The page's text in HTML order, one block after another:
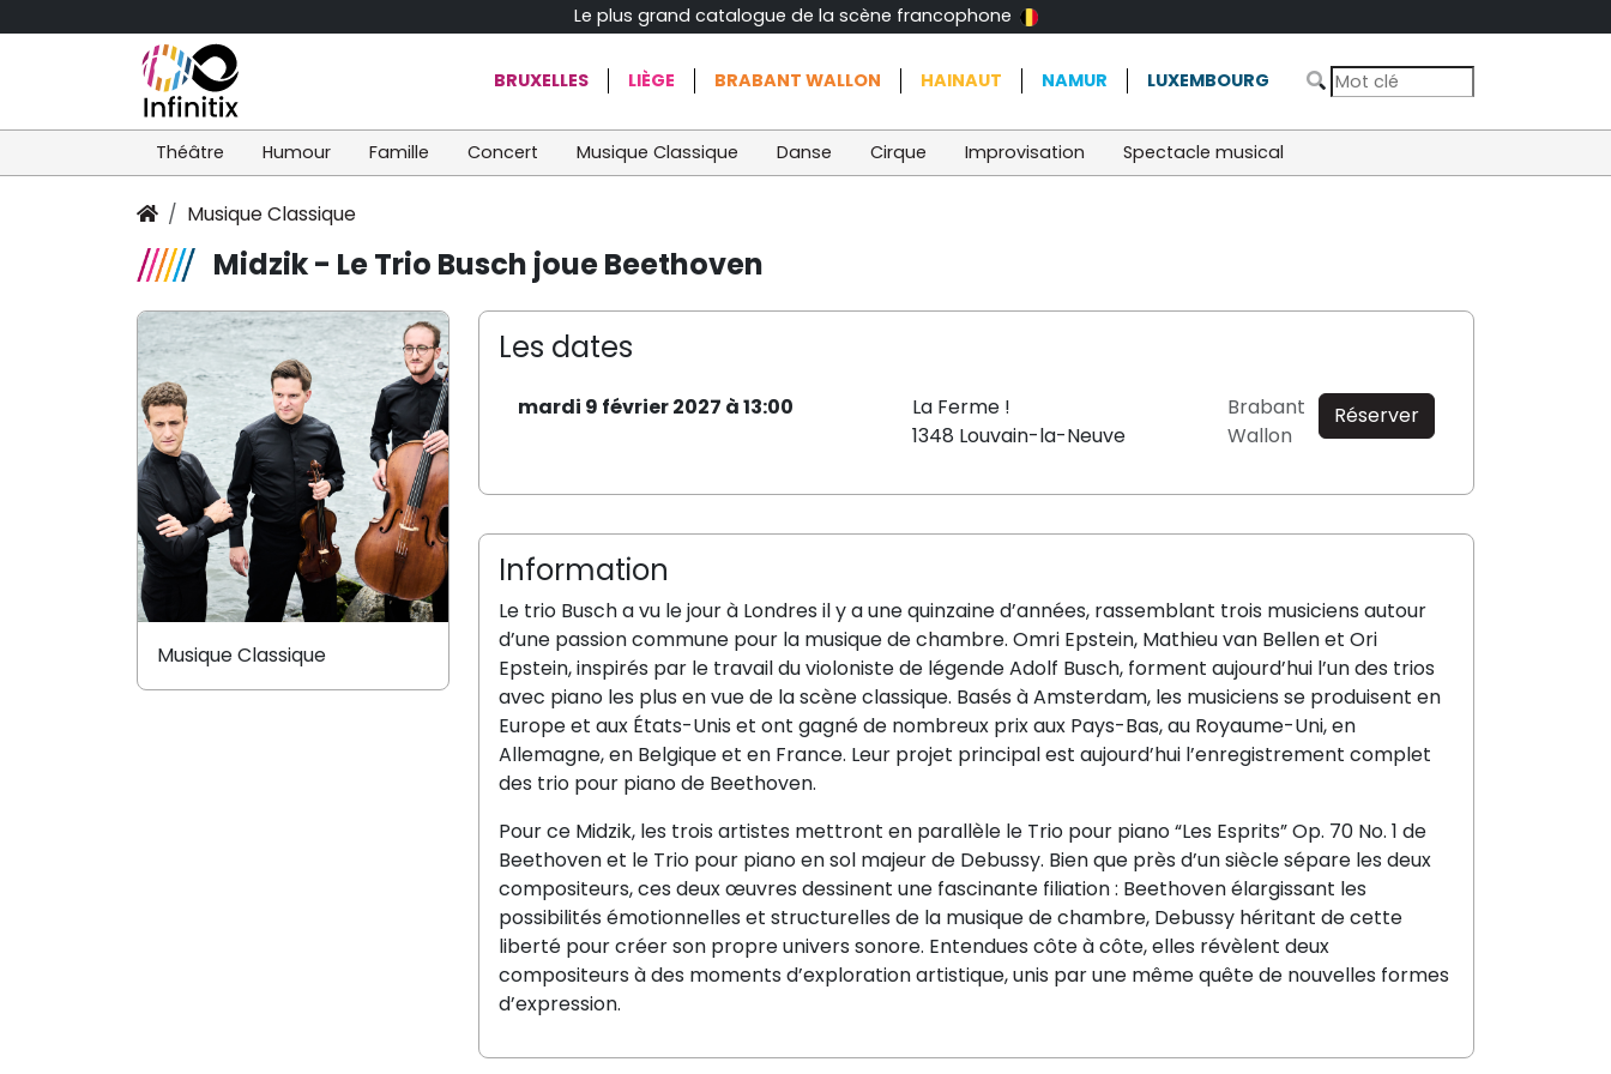
Le plus grand catalogue de la scène francophone
BRUXELLES LIÈGE BRABANT WALLON HAINAUT NAMUR LUXEMBOURG
Théâtre Humour Famille Concert Musique Classique Danse Cirque Improvisation Spectacle musical
Musique Classique
Midzik - Le Trio Busch joue Beethoven
Les dates
mardi 9 février 2027 à 13:00
La Ferme !
1348 Louvain-la-Neuve
Brabant
Wallon
Réserver
Information
Le trio Busch a vu le jour à Londres il y a une quinzaine d’années, rassemblant trois musiciens autour
d’une passion commune pour la musique de chambre. Omri Epstein, Mathieu van Bellen et Ori
Epstein, inspirés par le travail du violoniste de légende Adolf Busch, forment aujourd’hui l’un des trios
avec piano les plus en vue de la scène classique. Basés à Amsterdam, les musiciens se produisent en
Europe et aux États-Unis et ont gagné de nombreux prix aux Pays-Bas, au Royaume-Uni, en
Allemagne, en Belgique et en France. Leur projet principal est aujourd’hui l’enregistrement complet
des trio pour piano de Beethoven.
Pour ce Midzik, les trois artistes mettront en parallèle le Trio pour piano “Les Esprits” Op. 70 No. 1 de
Beethoven et le Trio pour piano en sol majeur de Debussy. Bien que près d’un siècle sépare les deux
compositeurs, ces deux œuvres dessinent une fascinante filiation : Beethoven élargissant les
possibilités émotionnelles et structurelles de la musique de chambre, Debussy héritant de cette
liberté pour créer son propre univers sonore. Entendues côte à côte, elles révèlent deux
compositeurs à des moments d’exploration artistique, unis par une même quête de nouvelles formes
d’expression.
Musique Classique